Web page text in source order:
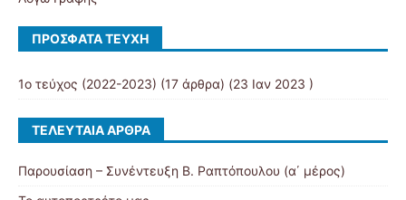
ΠΡΌΣΦΑΤΑ ΤΕΎΧΗ
1ο τεύχος (2022-2023) (17 άρθρα) (23 Ιαν 2023 )
ΤΕΛΕΥΤΑΊΑ ΆΡΘΡΑ
Παρουσίαση – Συνέντευξη Β. Ραπτόπουλου (α΄ μέρος)